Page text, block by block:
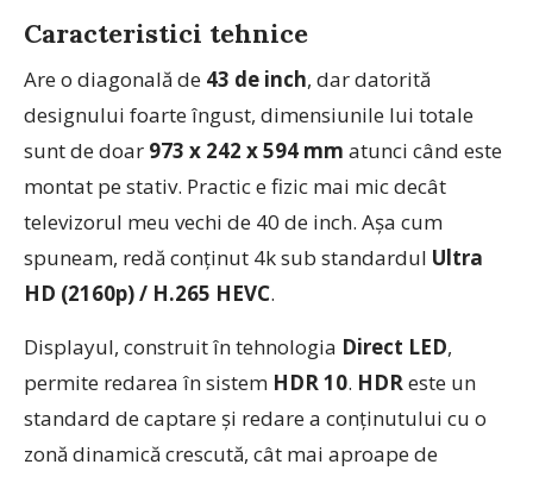
Caracteristici tehnice
Are o diagonală de 43 de inch, dar datorită
designului foarte îngust, dimensiunile lui totale
sunt de doar 973 x 242 x 594 mm atunci când este
montat pe stativ. Practic e fizic mai mic decât
televizorul meu vechi de 40 de inch. Așa cum
spuneam, redă conținut 4k sub standardul Ultra
HD (2160p) / H.265 HEVC.
Displayul, construit în tehnologia Direct LED,
permite redarea în sistem HDR 10. HDReste un
standard de captare și redare a conținutului cu o
zonă dinamică crescută, cât mai aproape de